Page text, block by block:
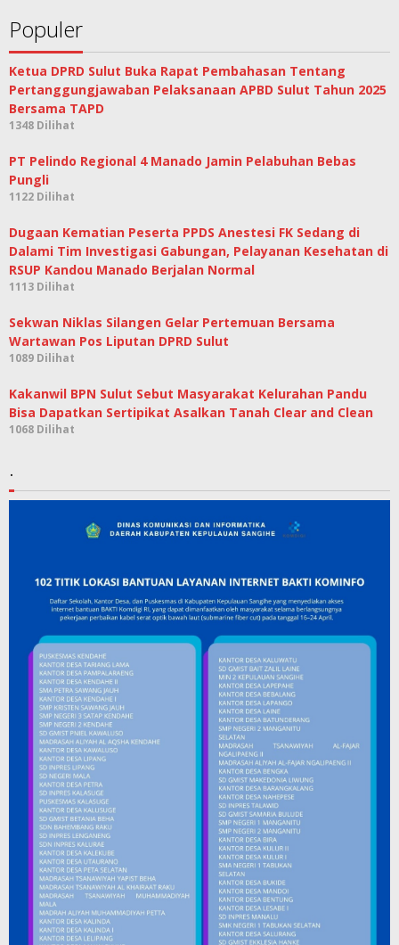
Populer
Ketua DPRD Sulut Buka Rapat Pembahasan Tentang
Pertanggungjawaban Pelaksanaan APBD Sulut Tahun 2025
Bersama TAPD
1348 Dilihat
PT Pelindo Regional 4 Manado Jamin Pelabuhan Bebas
Pungli
1122 Dilihat
Dugaan Kematian Peserta PPDS Anestesi FK Sedang di
Dalami Tim Investigasi Gabungan, Pelayanan Kesehatan di
RSUP Kandou Manado Berjalan Normal
1113 Dilihat
Sekwan Niklas Silangen Gelar Pertemuan Bersama
Wartawan Pos Liputan DPRD Sulut
1089 Dilihat
Kakanwil BPN Sulut Sebut Masyarakat Kelurahan Pandu
Bisa Dapatkan Sertipikat Asalkan Tanah Clear and Clean
1068 Dilihat
.